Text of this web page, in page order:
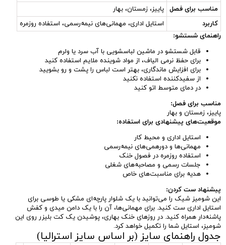
مناسب برای فصل
پاییز، زمستان، بهار
کاربرد
استایل اداری، مهمانی‌های نیمه‌رسمی، استفاده روزمره
راهنمای شستشو:
قابل شستشو در ماشین لباسشویی با آب سرد یا ولرم
برای حفظ نرمی الیاف، از مواد شوینده ملایم استفاده کنید
برای افزایش ماندگاری، بهتر است لباس را پشت و رو بشویید
از سفیدکننده استفاده نکنید
در دمای متوسط اتو کنید
مناسب برای فصل:
پاییز، زمستان و بهار
موقعیت‌های پیشنهادی برای استفاده:
استایل اداری و محیط کار
مهمانی‌ها و دورهمی‌های نیمه‌رسمی
استفاده روزمره در فصول خنک
جلسات رسمی و مصاحبه‌های شغلی
هدیه برای مناسبت‌های خاص
پیشنهاد ست کردن:
این شومیز شیک را می‌توانید با یک شلوار پارچه‌ای مشکی یا طوسی برای
استایل اداری ست کنید. برای مهمانی‌ها، آن را با یک دامن میدی و کفش
پاشنه‌دار همراه کنید. در روزهای خنک بهاری، پوشیدن یک کت بلیزر روی این
شومیز، استایل شما را تکمیل خواهد کرد.
جدول راهنمای سایز (بر اساس سایز استرالیا)